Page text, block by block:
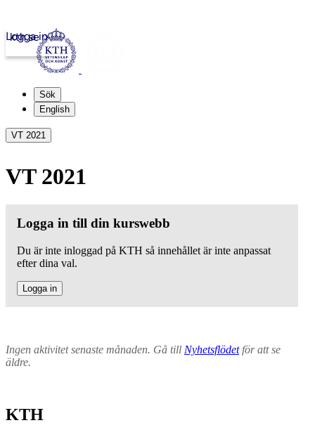
kth.se
Logga in
Sök
English
VT 2021
VT 2021
Logga in till din kurswebb
Du är inte inloggad på KTH så innehållet är inte anpassat
efter dina val.
Logga in
Ingen aktivitet senaste månaden. Gå till Nyhetsflödetför att se
äldre.
KTH